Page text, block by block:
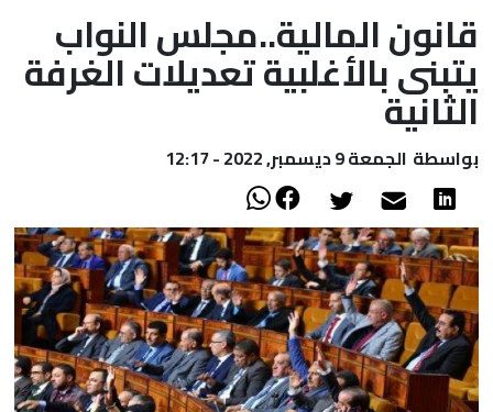
أعمدة
الصحراء
قانون المالية..مجلس النواب
يتبنى بالأغلبية تعديلات الغرفة
الثانية
بواسطة الجمعة 9 ديسمبر, 2022 - 12:17